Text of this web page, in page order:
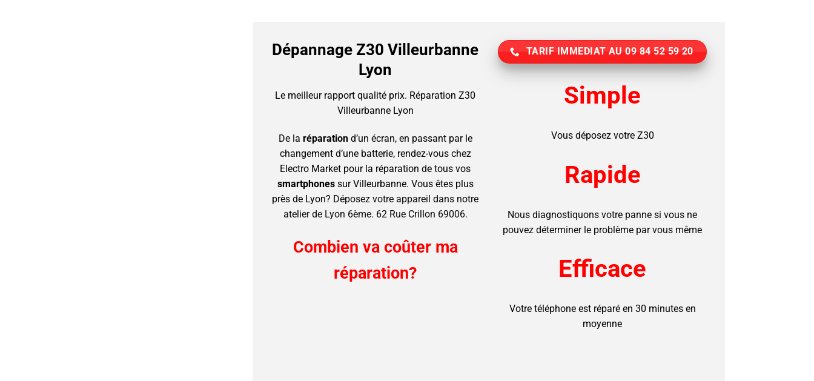
Dépannage Z30 Villeurbanne
Lyon
Le meilleur rapport qualité prix. Réparation Z30
Villeurbanne Lyon
De la réparationd’un écran, en passant par le
changement d’une batterie, rendez-vous chez
Electro Market pour la réparation de tous vos
smartphonessur Villeurbanne. Vous êtes plus
près de Lyon? Déposez votre appareil dans notre
atelier de Lyon 6ème. 62 Rue Crillon 69006.
Combien va coûter ma
réparation?
TARIF IMMEDIAT AU 09 84 52 59 20
Simple
Vous déposez votre Z30
Rapide
Nous diagnostiquons votre panne si vous ne
pouvez déterminer le problème par vous même
Efficace
Votre téléphone est réparé en 30 minutes en
moyenne